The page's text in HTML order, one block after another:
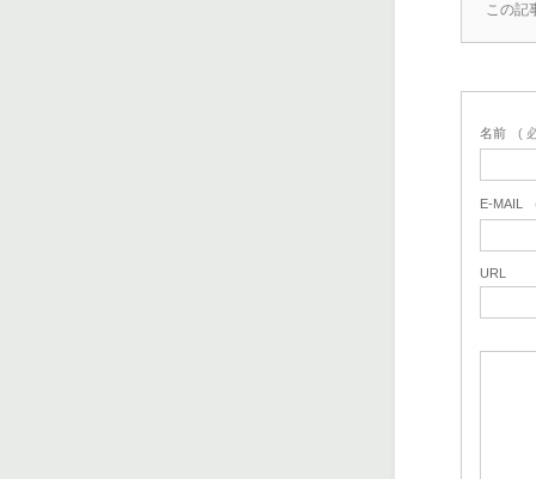
この記
名前 (
E-MAIL
URL